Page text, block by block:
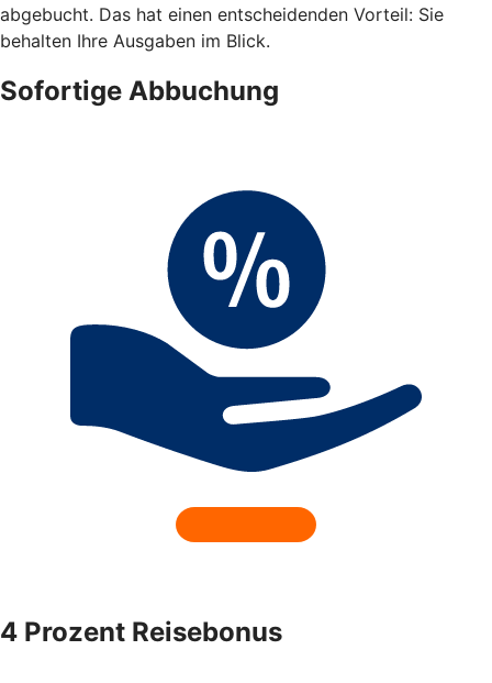
abgebucht. Das hat einen entscheidenden Vorteil: Sie
behalten Ihre Ausgaben im Blick.
Sofortige Abbuchung
4 Prozent Reisebonus